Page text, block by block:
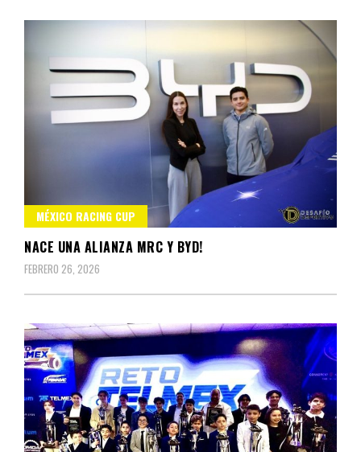
MÉXICO RACING CUP
NACE UNA ALIANZA MRC Y BYD!
FEBRERO 26, 2026